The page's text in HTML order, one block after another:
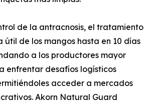
de la antracnosis, el tratamiento
útil de los mangos hasta en 10 días
a los productores mayor
enfrentar desafíos logísticos
acceder a mercados
Akorn Natural Guard